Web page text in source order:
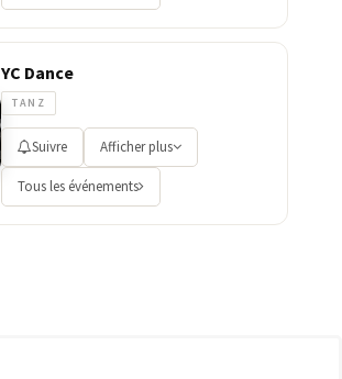
YC Dance
TANZ
Suivre Afficher plus
Tous les événements